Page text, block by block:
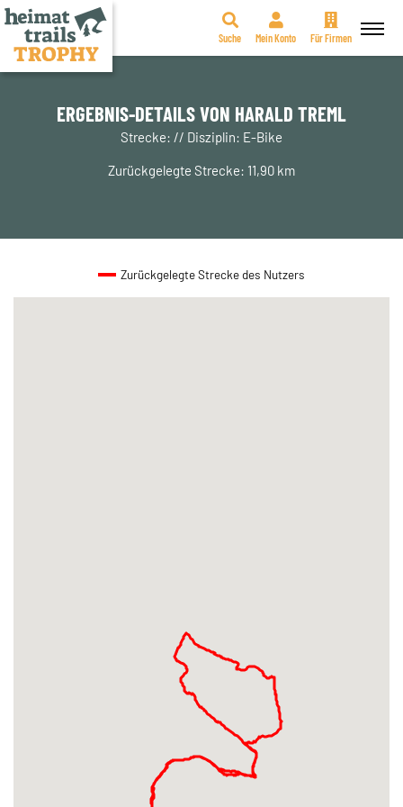
Zum
Suche Mein Konto Für Firmen
ERGEBNIS-DETAILS VON HARALD TREML
Strecke: // Disziplin: E-Bike
Zurückgelegte Strecke: 11,90 km
Zurückgelegte Strecke des Nutzers